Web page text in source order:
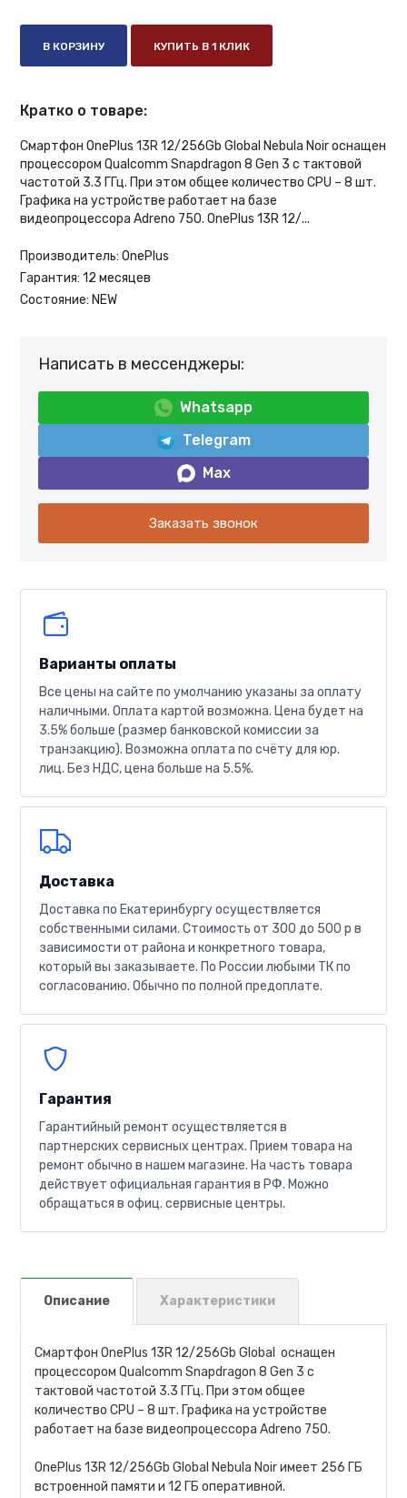
В КОРЗИНУ КУПИТЬ В 1 КЛИК
Кратко о товаре:
Смартфон OnePlus 13R 12/256Gb Global Nebula Noir оснащен
процессором Qualcomm Snapdragon 8 Gen 3 с тактовой
частотой 3.3 ГГц. При этом общее количество CPU – 8 шт.
Графика на устройстве работает на базе
видеопроцессора Adreno 750. OnePlus 13R 12/...
Производитель: OnePlus
Гарантия: 12 месяцев
Состояние: NEW
Написать в мессенджеры:
Whatsapp
Telegram
Max
Заказать звонок
Варианты оплаты
Все цены на сайте по умолчанию указаны за оплату
наличными. Оплата картой возможна. Цена будет на
3.5% больше (размер банковской комиссии за
транзакцию). Возможна оплата по счёту для юр.
лиц. Без НДС, цена больше на 5.5%.
Доставка
Доставка по Екатеринбургу осуществляется
собственными силами. Стоимость от 300 до 500 р в
зависимости от района и конкретного товара,
который вы заказываете. По России любыми ТК по
согласованию. Обычно по полной предоплате.
Гарантия
Гарантийный ремонт осуществляется в
партнерских сервисных центрах. Прием товара на
ремонт обычно в нашем магазине. На часть товара
действует официальная гарантия в РФ. Можно
обращаться в офиц. сервисные центры.
Описание Характеристики
Смартфон OnePlus 13R 12/256Gb Global оснащен
процессором Qualcomm Snapdragon 8 Gen 3 с
тактовой частотой 3.3 ГГц. При этом общее
количество CPU – 8 шт. Графика на устройстве
работает на базе видеопроцессора Adreno 750.
OnePlus 13R 12/256Gb Global Nebula Noir имеет 256 ГБ
встроенной памяти и 12 ГБ оперативной.